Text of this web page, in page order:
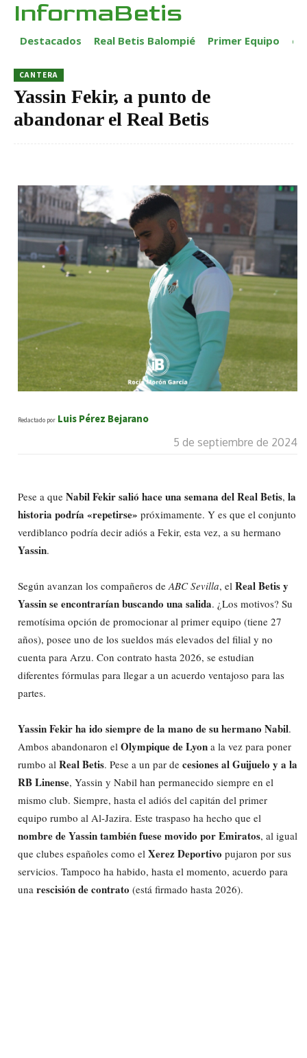
InformaBetis
Destacados Real Betis Balompié Primer Equipo
CANTERA
Yassin Fekir, a punto de
abandonar el Real Betis
Redactado por Luis Pérez Bejarano
5 de septiembre de 2024
Pese a que Nabil Fekir salió hace una semana del Real Betis, la
historia podría «repetirse» próximamente. Y es que el conjunto
verdiblanco podría decir adiós a Fekir, esta vez, a su hermano
Yassin.
Según avanzan los compañeros de ABC Sevilla, el Real Betis y
Yassin se encontrarían buscando una salida. ¿Los motivos? Su
remotísima opción de promocionar al primer equipo (tiene 27
años), posee uno de los sueldos más elevados del filial y no
cuenta para Arzu. Con contrato hasta 2026, se estudian
diferentes fórmulas para llegar a un acuerdo ventajoso para las
partes.
Yassin Fekir ha ido siempre de la mano de su hermano Nabil.
Ambos abandonaron el Olympique de Lyon a la vez para poner
rumbo al Real Betis. Pese a un par de cesiones al Guijuelo y a la
RB Linense, Yassin y Nabil han permanecido siempre en el
mismo club. Siempre, hasta el adiós del capitán del primer
equipo rumbo al Al-Jazira. Este traspaso ha hecho que el
nombre de Yassin también fuese movido por Emiratos, al igual
que clubes españoles como el Xerez Deportivo pujaron por sus
servicios. Tampoco ha habido, hasta el momento, acuerdo para
una rescisión de contrato (está firmado hasta 2026).